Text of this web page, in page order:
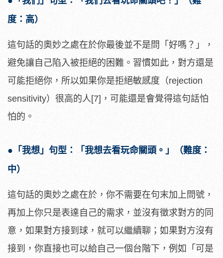
度：高）
這句話的奧妙之處在於你最後並不是問「好嗎？」，
避免讓自己陷入被拒絕的困難。習慣如此，對方還是
可能拒絕你，所以如果你是拒絕敏感度（rejection
sensitivity）很高的人[7]，可能還是會覺得這句話怕
怕的。
●「我想」句型：「我想去看玩命關頭。」（難度：
中）
這句話的奧妙之處在於，你不需要在句末加上問號，
再加上你只是表達自己的需求，並沒有徵求對方的同
意，如果對方接到球，就可以繼續聊；如果對方沒有
接到，你直接也可以給自己一個台階下，例如「可是